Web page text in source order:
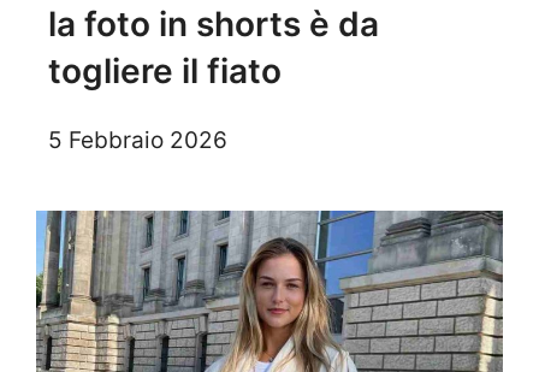
la foto in shorts è da
togliere il fiato
5 Febbraio 2026